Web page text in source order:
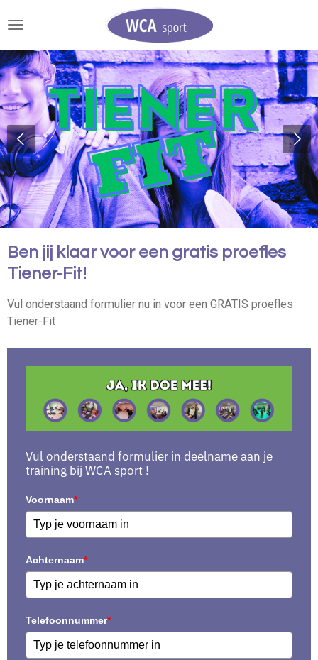
direct
naar
de
hoofdinhoud
Ben jij klaar voor een gratis proefles
Tiener-Fit!
Vul onderstaand formulier nu in voor een GRATIS proefles
Tiener-Fit
Vul onderstaand formulier in deelname aan je
training bij WCA sport !
Voornaam*
Achternaam*
Telefoonnummer*